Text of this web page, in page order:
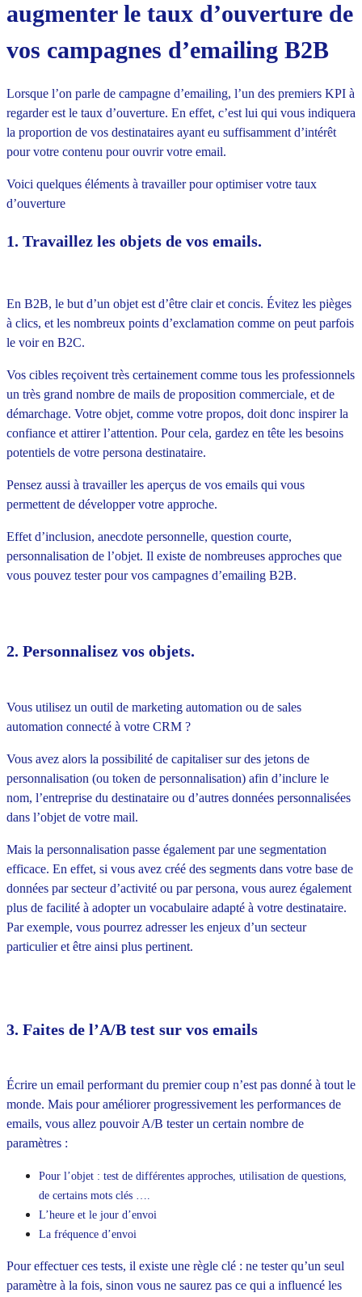
augmenter le taux d’ouverture de
vos campagnes d’emailing B2B
Lorsque l’on parle de campagne d’emailing, l’un des premiers KPI à
regarder est le taux d’ouverture. En effet, c’est lui qui vous indiquera
la proportion de vos destinataires ayant eu suffisamment d’intérêt
pour votre contenu pour ouvrir votre email.
Voici quelques éléments à travailler pour optimiser votre taux
d’ouverture
1. Travaillez les objets de vos emails.
En B2B, le but d’un objet est d’être clair et concis. Évitez les pièges
à clics, et les nombreux points d’exclamation comme on peut parfois
le voir en B2C.
Vos cibles reçoivent très certainement comme tous les professionnels
un très grand nombre de mails de proposition commerciale, et de
démarchage. Votre objet, comme votre propos, doit donc inspirer la
confiance et attirer l’attention. Pour cela, gardez en tête les besoins
potentiels de votre persona destinataire.
Pensez aussi à travailler les aperçus de vos emails qui vous
permettent de développer votre approche.
Effet d’inclusion, anecdote personnelle, question courte,
personnalisation de l’objet. Il existe de nombreuses approches que
vous pouvez tester pour vos campagnes d’emailing B2B.
2. Personnalisez vos objets.
Vous utilisez un outil de marketing automation ou de sales
automation connecté à votre CRM ?
Vous avez alors la possibilité de capitaliser sur des jetons de
personnalisation (ou token de personnalisation) afin d’inclure le
nom, l’entreprise du destinataire ou d’autres données personnalisées
dans l’objet de votre mail.
Mais la personnalisation passe également par une segmentation
efficace. En effet, si vous avez créé des segments dans votre base de
données par secteur d’activité ou par persona, vous aurez également
plus de facilité à adopter un vocabulaire adapté à votre destinataire.
Par exemple, vous pourrez adresser les enjeux d’un secteur
particulier et être ainsi plus pertinent.
3. Faites de l’A/B test sur vos emails
Écrire un email performant du premier coup n’est pas donné à tout le
monde. Mais pour améliorer progressivement les performances de
emails, vous allez pouvoir A/B tester un certain nombre de
paramètres :
Pour l’objet : test de différentes approches, utilisation de questions,
de certains mots clés ….
L’heure et le jour d’envoi
La fréquence d’envoi
Pour effectuer ces tests, il existe une règle clé : ne tester qu’un seul
paramètre à la fois, sinon vous ne saurez pas ce qui a influencé les